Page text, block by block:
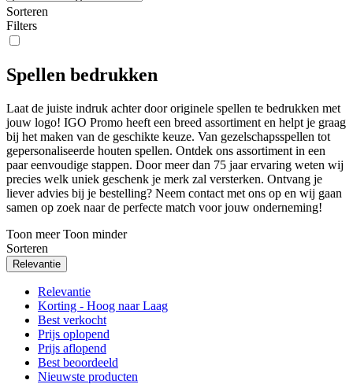
Sorteren
Filters
Spellen bedrukken
Laat de juiste indruk achter door originele spellen te bedrukken met
jouw logo! IGO Promo heeft een breed assortiment en helpt je graag
bij het maken van de geschikte keuze. Van gezelschapsspellen tot
gepersonaliseerde houten spellen. Ontdek ons assortiment in een
paar eenvoudige stappen. Door meer dan 75 jaar ervaring weten wij
precies welk uniek geschenk je merk zal versterken. Ontvang je
liever advies bij je bestelling? Neem contact met ons op en wij gaan
samen op zoek naar de perfecte match voor jouw onderneming!
Toon meer Toon minder
Sorteren
Relevantie
Relevantie
Korting - Hoog naar Laag
Best verkocht
Prijs oplopend
Prijs aflopend
Best beoordeeld
Nieuwste producten